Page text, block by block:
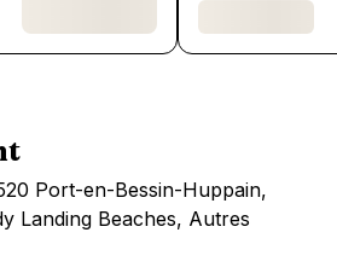
Port-en-Bessin-Huppain,
Landing Beaches, Autres